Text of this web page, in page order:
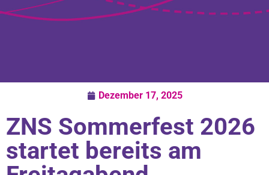
Dezember 17, 2025
ZNS Sommerfest 2026
startet bereits am